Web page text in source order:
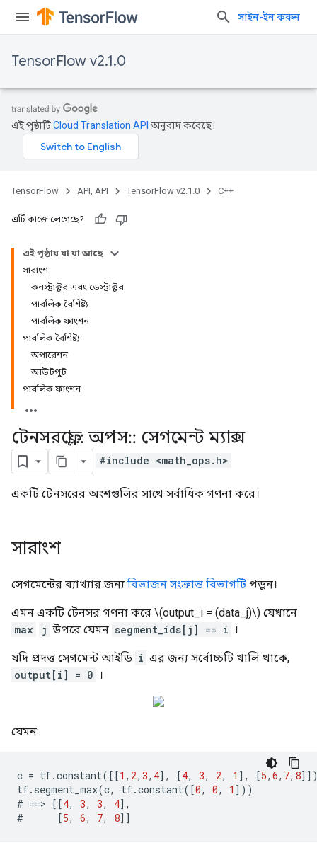
সাইন-ইন করুন
TensorFlow v2.1.0
এই পৃষ্ঠাটিCloud Translation API অনুবাদ করেছে।
TensorFlow API, API TensorFlow v2.1.0 C++
এটি কাজে লেগেছে?
এই পৃষ্ঠায় যা যা আছে
সারাংশ
কনস্ট্রাক্টর এবং ডেস্ট্রাক্টর
পাবলিক বৈশিষ্ট্য
পাবলিক ফাংশন
পাবলিক বৈশিষ্ট্য
অপারেশন
আউটপুট
পাবলিক ফাংশন
টেনসরফ্লো:: অপস:: সেগমেন্ট ম্যাক্স
#include <math_ops.h>
একটি টেনসরের অংশগুলির সাথে সর্বাধিক গণনা করে।
সারাংশ
সেগমেন্টের ব্যাখ্যার জন্য বিভাজন সংক্রান্ত বিভাগটি পড়ুন।
এমন একটি টেনসর গণনা করে \(output_i = (data_j)\) যেখানে
max
j উপরে যেমন segment_ids[j] == i ।
যদি প্রদত্ত সেগমেন্ট আইডি i এর জন্য সর্বোচ্চটি খালি থাকে,
output[i] = 0
।
যেমন:
c = tf.constant([[1 , 2, 3, 4], [4, 3, 2, 1 ], [5, 6, 7, 8
tf. segment_max(c, tf.constant([0, 0, 1 ]))
# ==> [[4, 3, 3, 4],
#
[5, 6, 7, 8]]